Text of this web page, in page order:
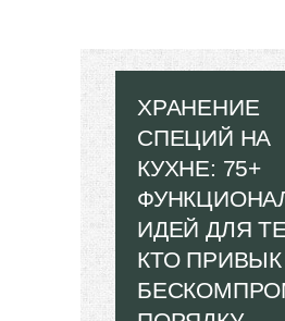
ХРАНЕНИЕ
СПЕЦИЙ НА
КУХНЕ: 75+
ИДЕЙ ДЛЯ
КТО ПРИВЫК